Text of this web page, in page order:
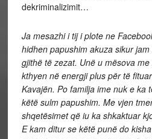
dekriminalizimit…
Ja mesazhi i tij i plote ne
hidhen papushim akuza sikur
gjithë të zezat. Unë u mësova
kthyen në energji plus për të
Kavajën. Po familja ime nuk e ka
këtë sulm papushim. Me vjen
shqetësimet që iu ka shkaktuar
E kam ditur se këtë punë do